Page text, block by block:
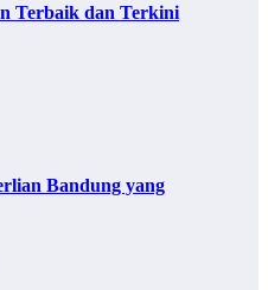
Terbaik dan Terkini
Bandung yang